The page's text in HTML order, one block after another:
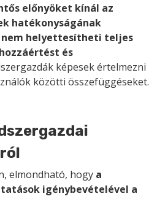
előnyöket kínál az
hatékonyságának
nem helyettesítheti teljes
és
képesek értelmezni
közötti összefüggéseket.
elmondható, hogy a
igénybevételével a